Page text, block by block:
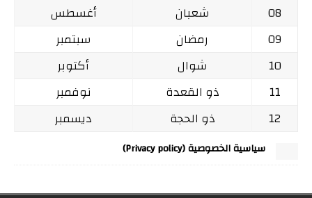
08
شعبان
أغسطس
09
رمضان
سبتمبر
10
شوال
أكتوبر
11
ذو القعدة
نوفمبر
12
ذو الحجة ديسمبر
سياسية الخصوصية (Privacy policy)